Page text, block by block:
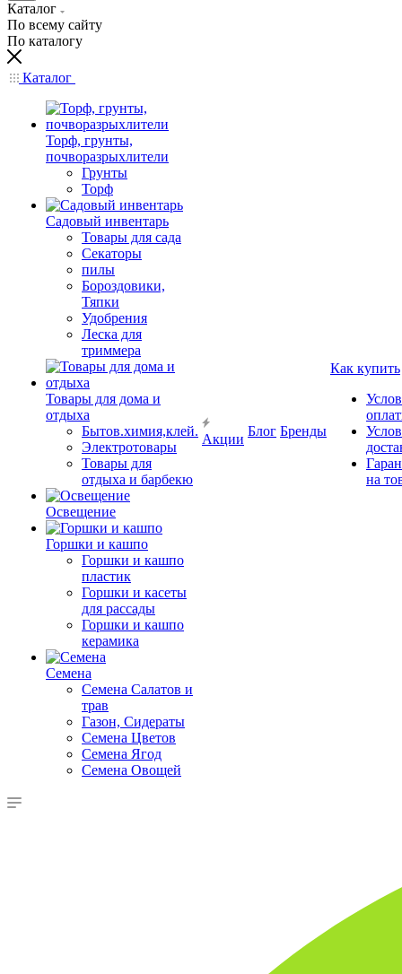
Каталог
По всему сайту
По каталогу
Каталог
Торф, грунты,
почворазрыхлители
Грунты
Торф
Садовый инвентарь
Товары для сада
Секаторы
пилы
Бороздовики,
Тяпки
Удобрения
Леска для
триммера
Товары для дома и
отдыха
Бытов.химия,клей.
Электротовары
Товары для
отдыха и барбекю
Освещение
Горшки и кашпо
Горшки и кашпо
пластик
Горшки и касеты
для рассады
Горшки и кашпо
керамика
Семена
Семена Салатов и
трав
Газон, Сидераты
Семена Цветов
Семена Ягод
Семена Овощей
Акции
Блог Бренды
Как купить
на